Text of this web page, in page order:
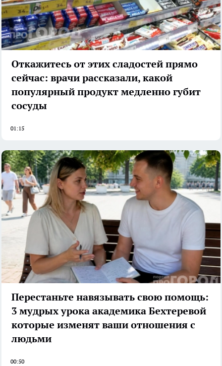
Откажитесь от этих сладостей прямо
сейчас: врачи рассказали, какой
популярный продукт медленно губит
сосуды
01:15
Перестаньте навязывать свою помощь:
3 мудрых урока академика Бехтеревой
которые изменят ваши отношения с
людьми
00:50